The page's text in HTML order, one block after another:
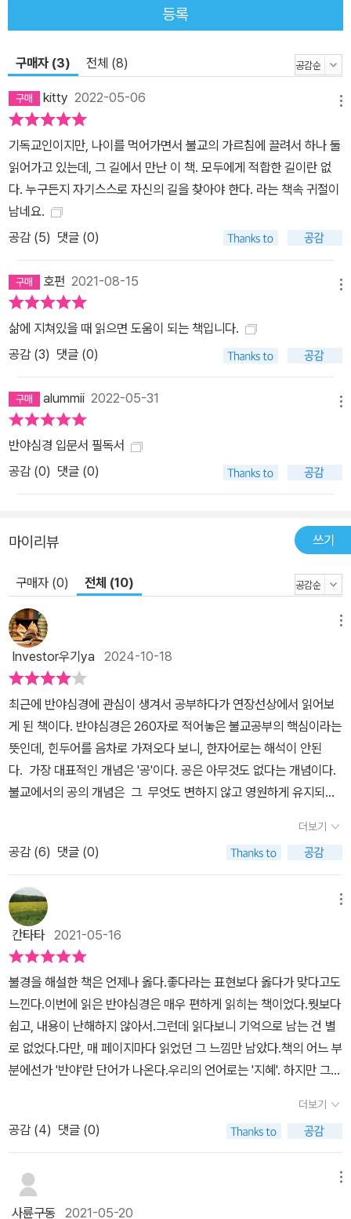
드는 원인을 하나 더 찾자면, 지나친 구분이 아닐까. 국가, 민족, 성별,
따라 가치판단이 생겨나고, 좋고 나쁜 것을 구분 짓게 만든다. 결국 틀
에 박힌 사고를 형성시키고, 무엇을 보든 곧바로 단정 짓고 판단하게
만든다. 이 틀 안에 갇혀 있기 때문에 우리는 늘 곤경에 빠져 있다고,
자유롭지 못하다고 느낀다. 이 책은 곤경은 없다고 말한다. 우리의 편
견과 아집이 곤경을 만들어 낸다고 말이다. 갖가지 차별성에 집착하
고 좋다고 생각하는 것을 가지려 하기 때문에, 세상이 점점 좁아지는
것이다. 부처는 차이를 보아야 하지만, 또 차이를 보지 말라고 말한다.
말고, 온전한 존재 안에 살며, 전체 안에서 크게 살아가라는 것이다.
순된 것들을 하나로 온전히 이어 붙이는 지혜다. 《반야심경 마음공
부》는 깨달음에 머무르지 않고, 우리 삶에 부처의 가르침을 어떻게 적
용해 갈 것인지 실천 방안을 구체적으로 제시하고, 반야심경 속에 담
긴 부처의 지혜를 보다 깊이, 보다 쉽게 이해할 수 있도록 비유와 인용
을 활용해 묵상의 폭을 넓혀 나간다. 인생과 마음이 편안해지는 반야
심경 주문 “아제아제 바라아제 바라승아제 모지 사바하.” 반야심경
속 이 주문은 부처가 우리에게 전하는 깨달음이자 모든 고통을 없애
주는 진실한 말이다. 번역과 해석은 저마다 다르지만, 우리에게 ‘떠나
라’고 외치는 의미만은 분명하다. 떠나라는 주문이 어떻게 우리의 고
면에 희열과 강인함으로 충만한 사람이 되길 바라며, 부처가 남긴 인
생의 지혜를 얻어 모두 자신이 가장 좋아하는 모습으로 살아가길 바
라 마지않고 있다. 이 책이 근심 걱정이 사라지고 편안한 삶으로 당신
을 안내할 것이다.
등록
구매자 (3) 전체 (8)
kitty 2022-05-06
기독교인이지만, 나이를 먹어가면서 불교의 가르침에 끌려서 하나 둘
읽어가고 있는데, 그 길에서 만난 이 책. 모두에게 적합한 길이란 없
다. 누구든지 자기스스로 자신의 길을 찾아야 한다. 라는 책속 귀절이
남네요.
공감 (5) 댓글 (0)
호펀 2021-08-15
삶에 지쳐있을 때 읽으면 도움이 되는 책입니다.
공감 (3) 댓글 (0)
alummii 2022-05-31
반야심경 입문서 필독서
공감 (0) 댓글 (0)
마이리뷰 쓰기
구매자 (0) 전체 (10)
Investor우기ya 2024-10-18
최근에 반야심경에 관심이 생겨서 공부하다가 연장선상에서 읽어보
게 된 책이다. 반야심경은 260자로 적어놓은 불교공부의 핵심이라는
뜻인데, 힌두어를 음차로 가져오다 보니, 한자어로는 해석이 안된
다. 가장 대표적인 개념은 '공'이다. 공은 아무것도 없다는 개념이다.
불교에서의 공의 개념은 그 무엇도 변하지 않고 영원하게 유지되는
한 부분에 불과하다는 관점이다. 이런 관점은 아래 문구로 잘 표현된
다. ' 인류라는 물종이 사라져도 지구는 건재하다. 지구라는 행성도
언젠가는 사라지지만, 그래도 은하계는 존재한다. 은하계 역시 언젠
가는 사라지겠지만 우주는 여전히 존재할 것이고, 우주도 언젠가는
사라지겠지만 허공은 존재할 것이다. 그렇다면 우주의 관점에서 볼
때는 생겨남도 없고 사라짐도 없는 것이다. 단지 인류가 이 생겨나지
도 사라지지도 않는 허공에 살면서 자기 세계에만 국한되어 있기 때
문에 수많은 생멸 현상이 있다고 착각할 뿐'관점을 어떻게 놓느냐에
따라서 우리의 위치에 대한 평가는 달라지기 마련이다. 우주적 관점
에서 한 인간의 생로병사는 작은 문제일뿐이다.우리가 인지하기 전
에 현실은 그 자체로 존재하지 않는다. 내가 인지함으로써 세상이 생
겨나고, 또 내가 인지하지 못 함으로써 존재하는 세상을 우리는 인지
하지 못 한다. 이에 대한 이야기는 아래 유튜브에 잘 설명되어 있
다. 요새 특이점이 온다는 책을 보고 있는데, 인간의 관점에서 기술적
는 표현이다. 근래에 책을 많이 보지 못 했는데, 틈날 떄마다 읽고,
정리해두어야지 .https://youtu.be/-p-wip48Lcc?feature=sh
더보기
공감 (6) 댓글 (0)
칸타타2021-05-16
불경을 해설한 책은 언제나 옳다.좋다라는 표현보다 옳다가 맞다고도
느낀다.이번에 읽은 반야심경은 매우 편하게 읽히는 책이었다.뭣보다
쉽고, 내용이 난해하지 않아서.그런데 읽다보니 기억으로 남는 건 별
로 없었다.다만, 매 페이지마다 읽었던 그 느낌만 남았다.책의 어느 부
분에선가 '반야'란 단어가 나온다.우리의 언어로는 '지혜'. 하지만 그또
내겐 낮설진 않았다.왜냐면, 오랜 기간 인연이 있는 한 절의큰 진도개
이름이 반야라 익숙했으니까.하지만, 사실 그 뜻을 이런 뜻인진 몰랐
다.항상, 볼때면 큰 덩치나 외모와는 다르게그 개는 햇빛 좋은 곳에 게
스츠레한 눈을 하고누가 주위를 오가던 자기 생을 즐기고 있었다.지
더보기
공감 (4) 댓글 (0)
사륜구동 2021-05-20